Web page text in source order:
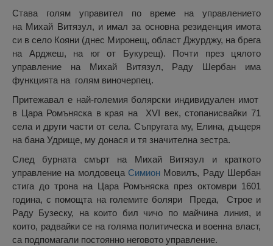
Става голям управител по време на управлението
на Михай Витязул, и имал за основна резиденция имота
си в село Кояни (днес Миронещ, област Джурджу, на брега
на Арджеш, на юг от Букурещ). Почти през цялото
управление на Михай Витязул, Раду Шербан има
функцията на голям виночерпец.
Притежавал е най-големия болярски индивидуален имот
в Цара Ромъняска в края на XVI век, стопанисвайки 71
села и други части от села. Съпругата му, Елина, дъщеря
на бана Удрище, му донася и тя значителна зестра.
След бурната смърт на Михай Витязул и краткото
управление на молдовеца Симион Мовилъ, Раду Шербан
стига до трона на Цара Ромъняска през октомври 1601
година, с помощта на големите боляри Преда, Строе и
Раду Бузеску, на които бил чичо по майчина линия, и
които, радвайки се на голяма политическа и военна власт,
са подпомагали постоянно неговото управление.